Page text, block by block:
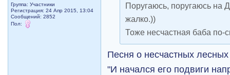
Группа: Участники
Регистрация: 24 Апр 2015, 13:04
Сообщений: 2852
Пол:
Поругаюсь, поругаюсь на
жалко.))
Тоже несчастная баба по-
Песня о несчастных
"И начался его подвиги